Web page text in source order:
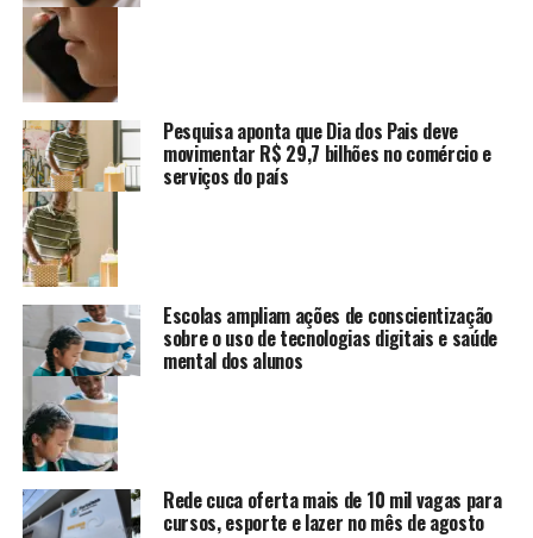
Pesquisa aponta que Dia dos Pais deve
movimentar R$ 29,7 bilhões no comércio e
serviços do país
Escolas ampliam ações de conscientização
sobre o uso de tecnologias digitais e saúde
mental dos alunos
Rede cuca oferta mais de 10 mil vagas para
cursos, esporte e lazer no mês de agosto